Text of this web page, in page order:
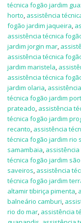
técnica fogão jardim
horto, assistência
fogão jardim jaqueira,
assistência técnica
jardim jorgin mar,
assistência técnica
jardim maristela,
assistência técnica
jardim olaria,
técnica fogão jardim
prateado, assistência
técnica fogão jardim
recanto, assistência
técnica fogão jardim rio
samambaia,
técnica fogão jardim
saveiros, assistência
técnica fogão jardim
altamir tibiriça pimenta,
balneário camburi,
rio do mar, assistência